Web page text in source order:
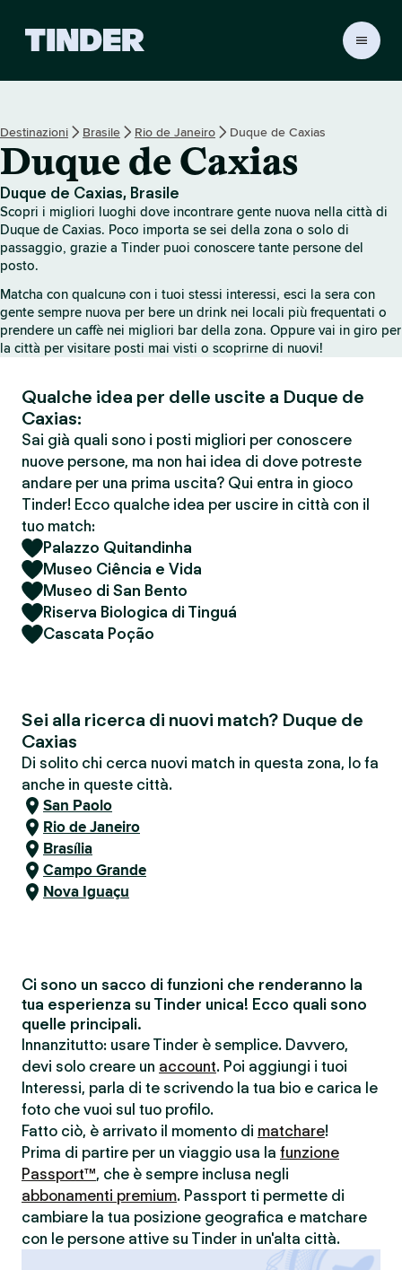
i
T
i
n
d
e
r
Destinazioni Brasile Rio de Janeiro Duque de Caxias
Duque de Caxias
Duque de Caxias, Brasile
Scopri i migliori luoghi dove incontrare gente nuova nella città di
Duque de Caxias. Poco importa se sei della zona o solo di
passaggio, grazie a Tinder puoi conoscere tante persone del
posto.
Matcha con qualcunə con i tuoi stessi interessi, esci la sera con
gente sempre nuova per bere un drink nei locali più frequentati o
prendere un caffè nei migliori bar della zona. Oppure vai in giro per
la città per visitare posti mai visti o scoprirne di nuovi!
Qualche idea per delle uscite a Duque de
Caxias:
Sai già quali sono i posti migliori per conoscere
nuove persone, ma non hai idea di dove potreste
andare per una prima uscita? Qui entra in gioco
Tinder! Ecco qualche idea per uscire in città con il
tuo match:
Palazzo Quitandinha
Museo Ciência e Vida
Museo di San Bento
Riserva Biologica di Tinguá
Cascata Poção
Sei alla ricerca di nuovi match? Duque de
Caxias
Di solito chi cerca nuovi match in questa zona, lo fa
anche in queste città.
San Paolo
Rio de Janeiro
Brasília
Campo Grande
Nova Iguaçu
Ci sono un sacco di funzioni che renderanno la
tua esperienza su Tinder unica! Ecco quali sono
quelle principali.
Innanzitutto: usare Tinder è semplice. Davvero,
devi solo creare un account. Poi aggiungi i tuoi
Interessi, parla di te scrivendo la tua bio e carica le
foto che vuoi sul tuo profilo.
Fatto ciò, è arrivato il momento di matchare!
Prima di partire per un viaggio usa la funzione
Passport™, che è sempre inclusa negli
abbonamenti premium. Passport ti permette di
cambiare la tua posizione geografica e matchare
con le persone attive su Tinder in un'alta città.